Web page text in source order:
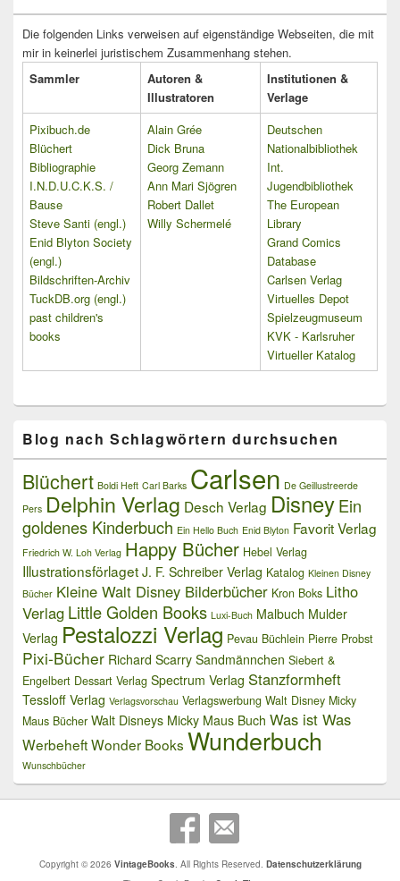
Die folgenden Links verweisen auf eigenständige Webseiten, die mit
mir in keinerlei juristischem Zusammenhang stehen.
Sammler
Autoren &
Illustratoren
Institutionen &
Verlage
Pixibuch.de
Blüchert
Bibliographie
I.N.D.U.C.K.S. /
Bause
Steve Santi (engl.)
Enid Blyton Society
(engl.)
Bildschriften-Archiv
TuckDB.org (engl.)
past children's
books
Alain Grée
Dick Bruna
Georg Zemann
Ann Mari Sjögren
Robert Dallet
Willy Schermelé
Deutschen
Nationalbibliothek
Int.
Jugendbibliothek
The European
Library
Grand Comics
Database
Carlsen Verlag
Virtuelles Depot
Spielzeugmuseum
KVK - Karlsruher
Virtueller Katalog
Blog nach Schlagwörtern durchsuchen
Blüchert Boldi Heft Carl Barks Carlsen De Geillustreerde
Pers Delphin Verlag Desch Verlag DisneyEin
goldenes Kinderbuch Ein Hello Buch Enid Blyton Favorit Verlag
Friedrich W. Loh Verlag Happy Bücher Hebel Verlag
Illustrationsförlaget J. F. Schreiber Verlag Katalog Kleinen Disney
Bücher Kleine Walt Disney Bilderbücher Kron Boks Litho
Verlag Little Golden Books Luxi-Buch Malbuch Mulder
Verlag Pestalozzi Verlag Pevau Büchlein Pierre Probst
Pixi-Bücher Richard Scarry Sandmännchen Siebert &
Engelbert Dessart Verlag Spectrum Verlag Stanzformheft
Tessloff Verlag Verlagsvorschau Verlagswerbung Walt Disney Micky
Maus Bücher Walt Disneys Micky Maus Buch Was ist Was
WerbeheftWonder Books Wunderbuch
Wunschbücher
Copyright © 2026 VintageBooks . All Rights Reserved. Datenschutzerklärung